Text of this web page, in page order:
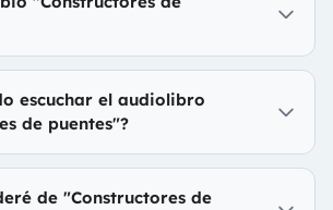
escuchar el audiolibro
de puentes"?
de "Constructores de